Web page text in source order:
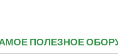
ПОЛЕЗНОЕ